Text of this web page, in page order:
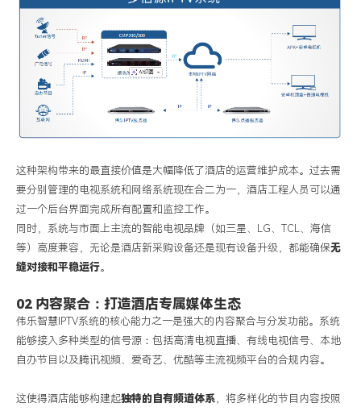
这种架构带来的最直接价值是大幅降低了酒店的运营维护成本。过去需
要分别管理的电视系统和网络系统现在合二为一，酒店工程人员可以通
过一个后台界面完成所有配置和监控工作。
同时，系统与市面上主流的智能电视品牌（如三星、
LG、 TCL、海信
等）高度兼容，无论是酒店新采购设备还是现有设备升级，都能确保无
缝对接和平稳运行。
02 内容聚合：打造酒店专属媒体生态
伟乐智慧 IPTV系统的核心能力之一是强大的内容聚合与分发功能。系统
能够接入多种类型的信号源：包括高清电视直播、有线电视信号、本地
自办节目以及腾讯视频、爱奇艺、优酷等主流视频平台的合规内容。
这使得酒店能够构建起独特的自有频道体系，将多样化的节目内容按照